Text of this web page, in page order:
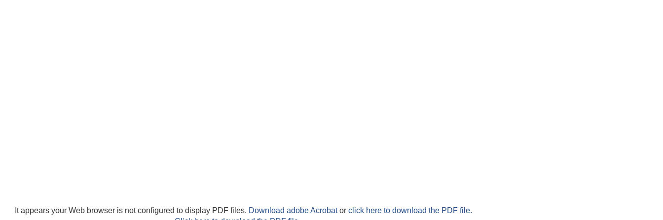
It appears your Web browser is not configured to display PDF files. Download adobe Acrobator click here to download the PDF file.